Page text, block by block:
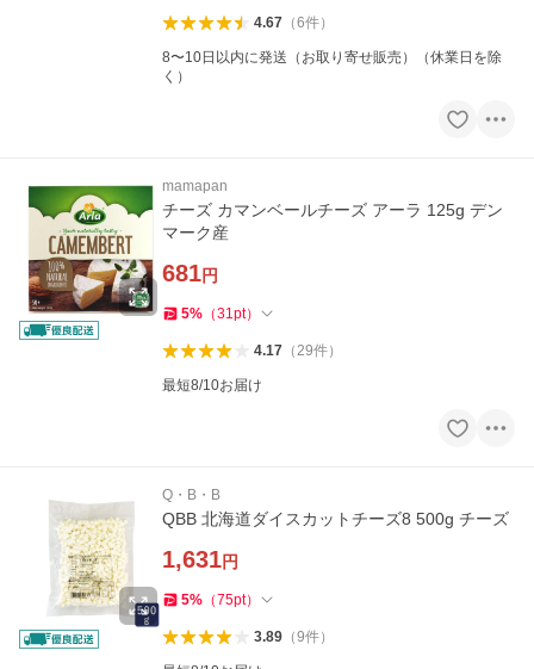
4.67（6件）
8〜10日以内に発送（お取り寄せ販売）（休業日を除
く）
mamapan
チーズ カマンベールチーズ アーラ 125g デン
マーク産
681円
5% （31pt）
4.17（29件）
最短8/10お届け
Q・B・B
QBB 北海道ダイスカットチーズ8 500g チーズ
1,631円
5% （75pt）
3.89（9件）